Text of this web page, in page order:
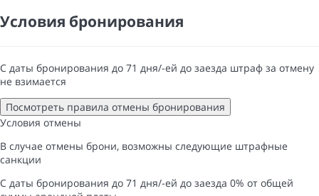
Условия бронирования
С даты бронирования до 71 дня/-ей до заезда штраф за отмену
не взимается
Посмотреть правила отмены бронирования
Условия отмены
В случае отмены брони, возможны следующие штрафные
санкции
С даты бронирования до 71 дня/-ей до заезда 0% от общей